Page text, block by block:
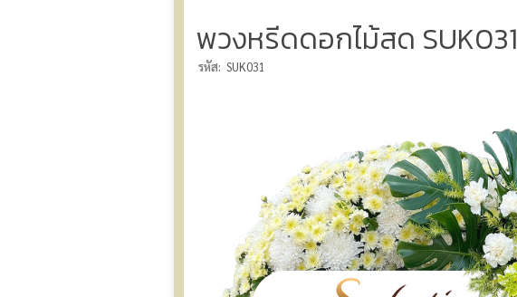
พวงหรีดดอกไม้สด SUK031
รหัส: SUK031